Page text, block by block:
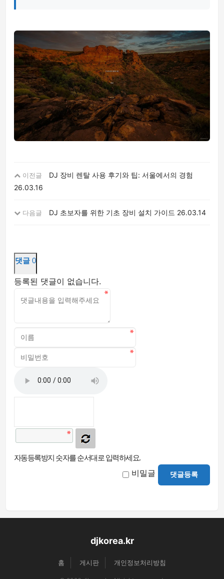
이전글
DJ 장비 렌탈 사용 후기와 팁: 서울에서의 경험
26.03.16
다음글 DJ 초보자를 위한 기초 장비 설치 가이드 26.03.14
댓글 0
등록된 댓글이 없습니다.
자동등록방지 숫자를 순서대로 입력하세요.
비밀글 댓글등록
djkorea.kr
홈 게시판 개인정보처리방침